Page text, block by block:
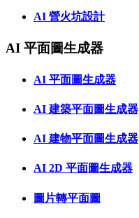
AI 營火坑設計
AI 平面圖生成器
AI 平面圖生成器
AI 建築平面圖生成器
AI 建物平面圖生成器
AI 2D 平面圖生成器
圖片轉平面圖